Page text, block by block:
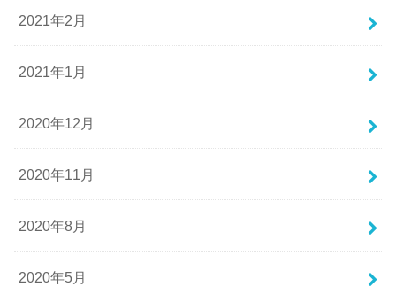
2021年2月
2021年1月
2020年12月
2020年11月
2020年8月
2020年5月